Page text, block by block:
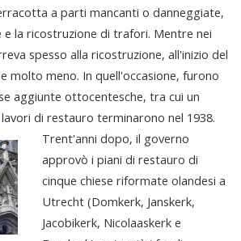
a parti mancanti o danneggiate,
la ricostruzione di trafori. Mentre nei
spesso alla ricostruzione, all'inizio del
molto meno. In quell'occasione, furono
aggiunte ottocentesche, tra cui un
di restauro terminarono nel 1938.
Trent'anni dopo, il governo
approvò i piani di restauro di
cinque chiese riformate olandesi a
Utrecht (Domkerk, Janskerk,
Jacobikerk, Nicolaaskerk e